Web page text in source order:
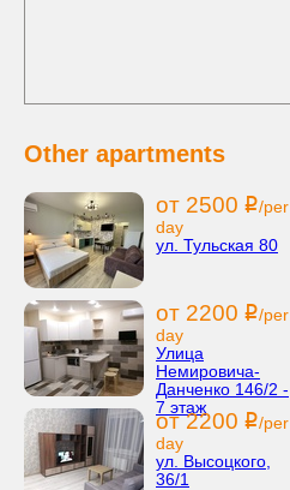
Other apartments
от 2500 i/per
day
ул. Тульская 80
от 2200 i/per
day
Улица
Немировича-
Данченко 146/2 -
7 этаж
от 2200 i/per
day
ул. Высоцкого,
36/1